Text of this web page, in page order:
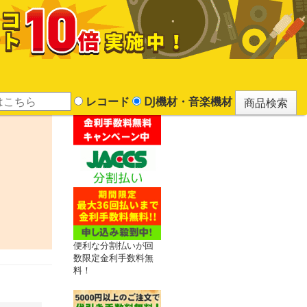
レコード DJ機材・音楽機材
便利な分割払いが回
数限定金利手数料無
料！